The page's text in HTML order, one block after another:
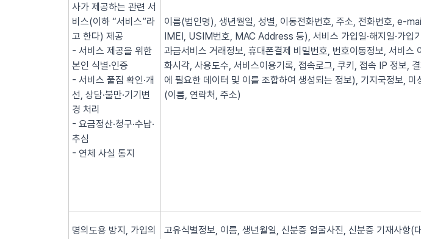
사가 제공하는 관련 서
비스(이하 “서비스”라
고 한다) 제공
- 서비스 제공을 위한
본인 식별·인증
- 서비스 풀짐 확인·개
선, 상담·불만·기기변
경 처리
- 요금정산·청구·수납·
추심
- 연체 사실 통지
이름(법인명), 생년월일, 성별, 이동전화번호, 주소, 전화번호, e-
IMEI, USIM번호, MAC Address 등), 서비스 가입일·해지일·가입
과금서비스 거래정보, 휴대폰결제 비밀번호, 번호이동정보, 서비
화시각, 사용도수, 서비스이용기록, 접속로그, 쿠키, 접속 IP 정보,
에 필요한 데이터 및 이를 조합하여 생성되는 정보), 기지국정보,
(이름, 연락처, 주소)
명의도용 방지, 가입의
고유식별정보, 이름, 생년월일, 신분증 얼굴사진, 신분증 기재사항